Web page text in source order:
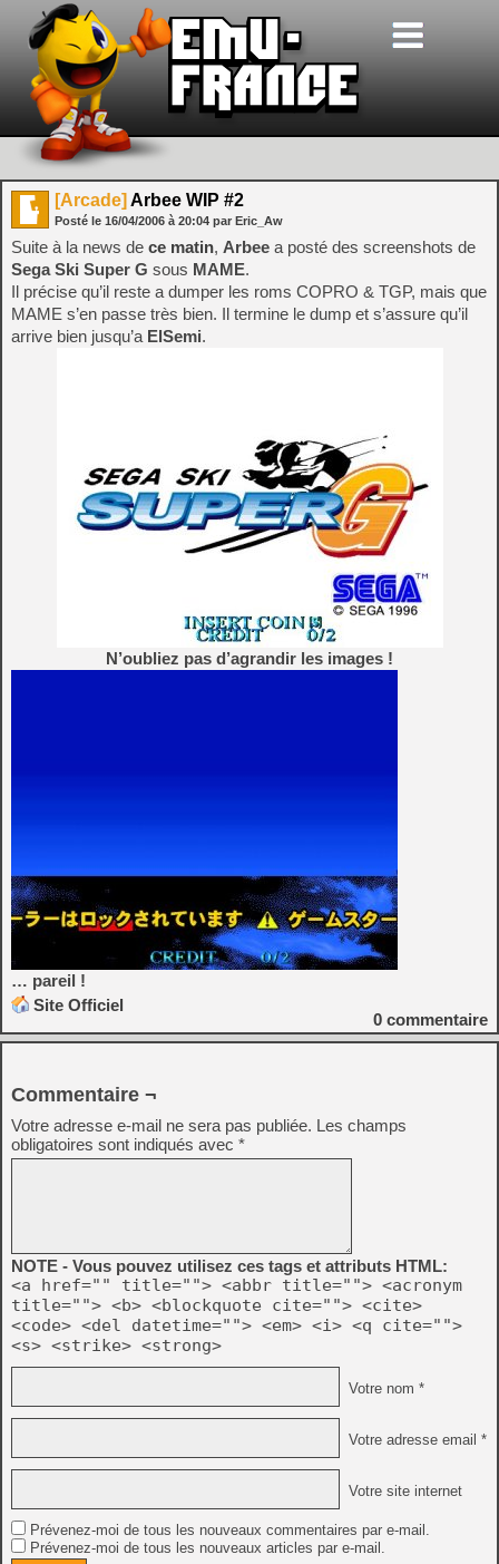
[Arcade] Arbee WIP #2
Posté le 16/04/2006 à 20:04 par Eric_Aw
Suite à la news de ce matin, Arbee a posté des screenshots de
Sega Ski Super G sous MAME.
Il précise qu’il reste a dumper les roms COPRO & TGP, mais que
MAME s’en passe très bien. Il termine le dump et s’assure qu’il
arrive bien jusqu’a ElSemi.
N’oubliez pas d’agrandir les images !
… pareil !
Site Officiel
0 commentaire
Commentaire ¬
Votre adresse e-mail ne sera pas publiée. Les champs
obligatoires sont indiqués avec *
NOTE - Vous pouvez utilisez ces tags et attributs HTML:
<a href="" title=""> <abbr title=""> <acronym
title=""> <b> <blockquote cite=""> <cite>
<code> <del datetime=""> <em> <i> <q cite="">
<s> <strike> <strong>
Votre nom *
Votre adresse email *
Votre site internet
Prévenez-moi de tous les nouveaux commentaires par e-mail.
Prévenez-moi de tous les nouveaux articles par e-mail.